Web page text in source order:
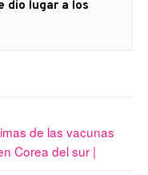
dio lugar a los
de las vacunas
Corea del sur |